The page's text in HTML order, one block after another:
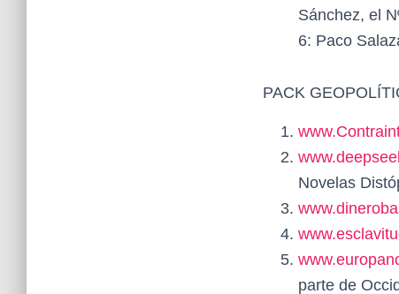
Sánchez, el
6: Paco
PACK
Novelas
parte de